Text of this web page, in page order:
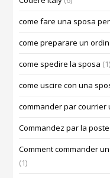
come fare una sposa
come preparare un
come spedire la sposa (1)
come uscire con una
commander par courrier
Commandez par la
Comment commander
(1)